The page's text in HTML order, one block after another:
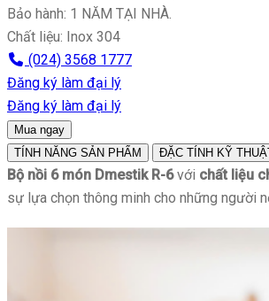
Bảo hành: 1 NĂM TẠI NHÀ.
Chất liệu: Inox 304
(024) 3568 1777
Đăng ký làm đại lý
Đăng ký làm đại lý
Mua ngay
TÍNH NĂNG SẢN PHẨM
ĐẶC TÍNH KỸ
Bộ nồi 6 món Dmestik R-6với chất liệu
sự lựa chọn thông minh cho những người